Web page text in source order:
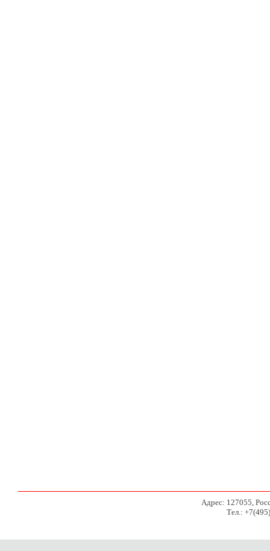
Адрес: 127055,
Тел.: